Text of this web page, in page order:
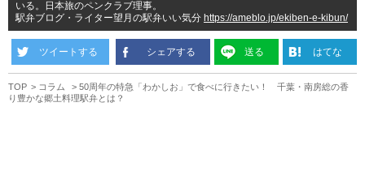
いる。日本旅のペンクラブ理事。
駅弁ブログ・ライター望月の駅弁いい気分 https://ameblo.jp/ekiben-e-kibun/
ツイートする シェアする 送る はてな
TOP コラム
50周年の特急「わかしお」で食べに行きたい！ 千葉・南房総の香
り豊かな郷土料理駅弁とは？